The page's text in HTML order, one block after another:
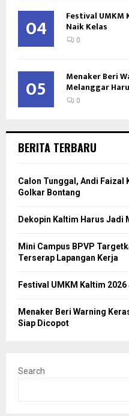
04 Festival UMKM
Naik Kelas
0
05 Menaker Beri
Melanggar
0
BERITA TERBARU
Calon Tunggal, Andi Faizal
Golkar Bontang
Dekopin Kaltim Harus Jadi
Mini Campus BPVP
Terserap Lapangan Kerja
Festival UMKM Kaltim
Menaker Beri Warning
Siap Dicopot
Search